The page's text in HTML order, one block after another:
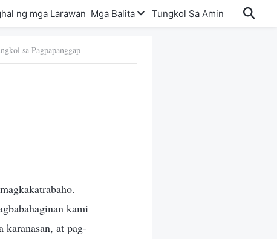
ng mga Larawan Mga Balita Tungkol Sa Amin
sa Pagpapanggap
kami
karanasan, at pag-